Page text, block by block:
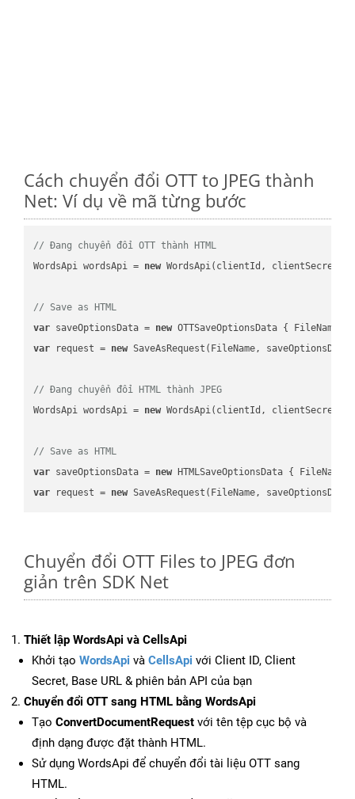
Cách chuyển đổi OTT to JPEG thành
Net: Ví dụ về mã từng bước
// Đang chuyển đổi OTT thành HTML
WordsApi wordsApi = new WordsApi(clientId, clientSecret);
// Save as HTML
var saveOptionsData = new OTTSaveOptionsData { FileName =
var request = new SaveAsRequest(FileName,
// Đang chuyển đổi HTML thành JPEG
WordsApi wordsApi = new WordsApi(clientId, clientSecret);
// Save as HTML
var saveOptionsData = new HTMLSaveOptionsData { FileName
var request = new
Chuyển đổi OTT Files to JPEG đơn
giản trên SDK Net
Thiết lập WordsApi và CellsApi
Khởi tạo WordsApi và CellsApi với Client ID, Client
Secret, Base URL & phiên bản API của bạn
Chuyển đổi OTT sang HTML bằng WordsApi
Tạo ConvertDocumentRequest với tên tệp cục bộ và
định dạng được đặt thành HTML.
Sử dụng WordsApi để chuyển đổi tài liệu OTT sang
HTML.